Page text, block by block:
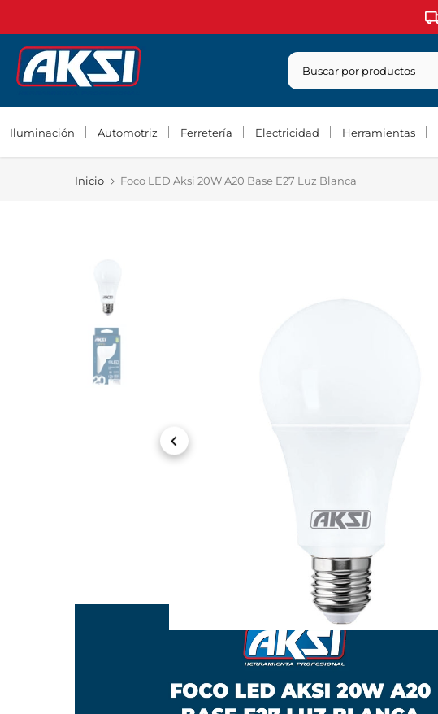
Saltar
contenido
Iluminación Automotriz Ferretería Electricidad Herramientas
Inicio Foco LED Aksi 20W A20 Base E27 Luz Blanca